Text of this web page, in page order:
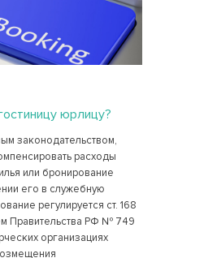
юрлицу?
законодательством,
расходы
или бронирование
его в служебную
регулируется ст. 168
Правительства РФ № 749
организациях